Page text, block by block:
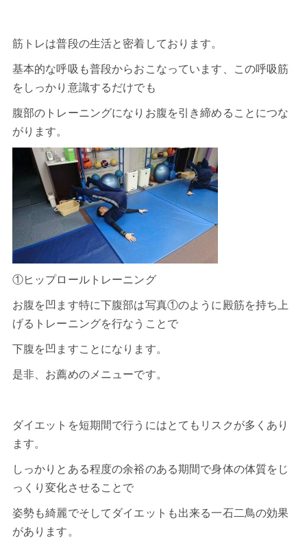
筋トレは普段の生活と密着しております。
基本的な呼吸も普段からおこなっています、この呼吸筋
をしっかり意識するだけでも
腹部のトレーニングになりお腹を引き締めることにつな
がります。
①ヒップロールトレーニング
お腹を凹ます特に下腹部は写真①のように殿筋を持ち上
げるトレーニングを行なうことで
下腹を凹ますことになります。
是非、お薦めのメニューです。
ダイエットを短期間で行うにはとてもリスクが多くあり
ます。
しっかりとある程度の余裕のある期間で身体の体質をじ
っくり変化させることで
姿勢も綺麗でそしてダイエットも出来る一石二鳥の効果
があります。